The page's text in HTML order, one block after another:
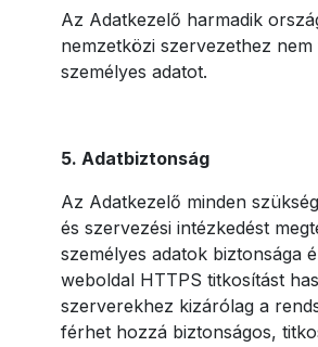
Az Adatkezelő harmadik
nemzetközi szervezethez
személyes adatot.
5. Adatbiztonság
Az Adatkezelő minden
és szervezési intézkedést
személyes adatok biztonsága
weboldal HTTPS titkosítást
szerverekhez kizárólag a
férhet hozzá biztonságos,